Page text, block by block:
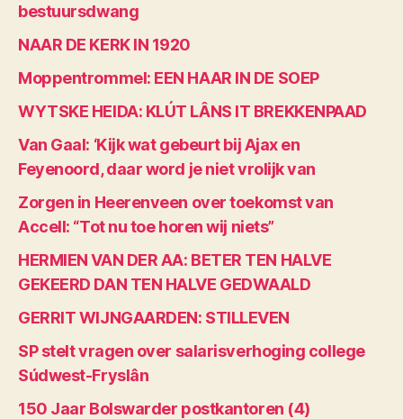
bestuursdwang
NAAR DE KERK IN 1920
Moppentrommel: EEN HAAR IN DE SOEP
WYTSKE HEIDA: KLÚT LÂNS IT BREKKENPAAD
Van Gaal: ‘Kijk wat gebeurt bij Ajax en
Feyenoord, daar word je niet vrolijk van
Zorgen in Heerenveen over toekomst van
Accell: “Tot nu toe horen wij niets”
HERMIEN VAN DER AA: BETER TEN HALVE
GEKEERD DAN TEN HALVE GEDWAALD
GERRIT WIJNGAARDEN: STILLEVEN
SP stelt vragen over salarisverhoging college
Súdwest-Fryslân
150 Jaar Bolswarder postkantoren (4)